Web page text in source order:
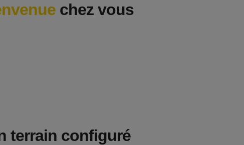
chez vous
terrain configuré